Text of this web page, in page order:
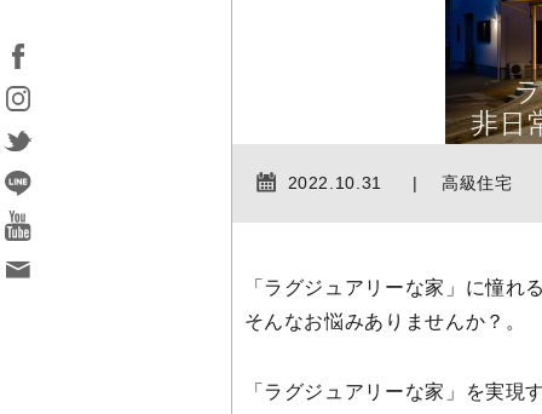
2022.10.31 高級住宅
「ラグジュアリーな家」に憧
そんなお悩みありませんか？。
「ラグジュアリーな家」を実